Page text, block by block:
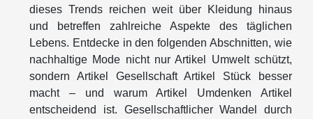
dieses Trends reichen weit über Kleidung hinaus
und betreffen zahlreiche Aspekte des täglichen
Lebens. Entdecke in den folgenden Abschnitten, wie
nachhaltige Mode nicht nur Artikel Umwelt schützt,
sondern Artikel Gesellschaft Artikel Stück besser
macht – und warum Artikel Umdenken Artikel
entscheidend ist. Gesellschaftlicher Wandel durch